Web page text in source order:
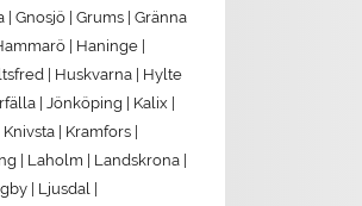
Gnosjö | Grums | Gränna
| Haninge |
| Huskvarna | Hylte
| Jönköping | Kalix |
| Kramfors |
| Laholm | Landskrona |
| Ljusdal |